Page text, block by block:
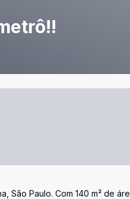
São Paulo. Com 140 m² de